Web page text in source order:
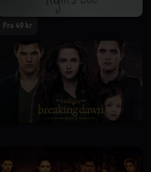
Fra 49 kr